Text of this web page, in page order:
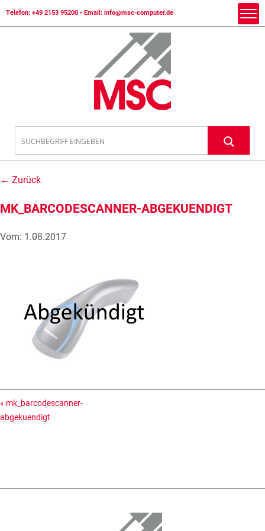
Telefon: +49 2153 95200 • Email: info@msc-computer.de
← Zurück
MK_BARCODESCANNER-ABGEKUENDIGT
Vom: 1.08.2017
« mk_barcodescanner-
abgekuendigt